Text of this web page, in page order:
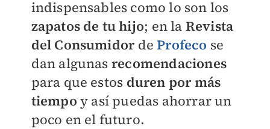
indispensables como lo son los
zapatos de tu hijo; en la Revista
del ConsumidordeProfeco se
dan algunas recomendaciones
para que estos duren por más
tiempo y así puedas ahorrar un
poco en el futuro.